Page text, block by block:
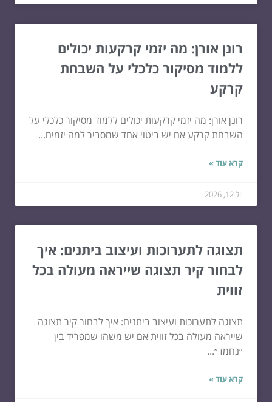
רונן אורן: מה יזמי קרקעות יכולים
ללמוד מסיקור כלכלי על השבחת
קרקע
רונן אורן: מה יזמי קרקעות יכולים ללמוד מסיקור כלכלי על
השבחת קרקע אם יש ביטוי אחד שמסביר למה יזמים...
קרא עוד »
יול 12, 2026
תצוגה לתערוכות ועיצוב ביתנים: איך
לבחור קיר תצוגה שייראה מעולה בכל
זווית
תצוגה לתערוכות ועיצוב ביתנים: איך לבחור קיר תצוגה
שייראה מעולה בכל זווית אם יש משהו שמפריד בין
״נחמד״...
קרא עוד »